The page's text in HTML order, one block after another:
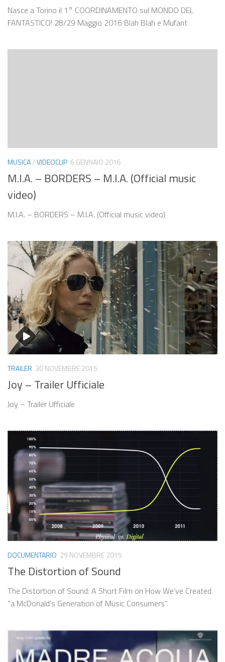
Nasce a Torino il 1° COORDINAMENTO sul MONDO DEL
FANTASTICO! 28/29 Maggio 2016 Blah Blah e Mufant
MUSICA/VIDEOCLIP 6 GENNAIO 2016
M.I.A. – BORDERS – M.I.A. (Official music
video)
M.I.A. – BORDERS – M.I.A. (Official music video)
TRAILER 30 NOVEMBRE 2015
Joy – Trailer Ufficiale
Joy – Trailer Ufficiale
DOCUMENTARIO 29 NOVEMBRE 2015
The Distortion of Sound
The Distortion of Sound: A Short Film on How We’ve Created
“a McDonald’s Generation of Music Consumers”